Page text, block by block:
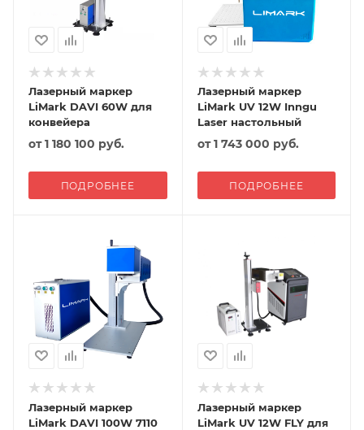
Лазерный маркер
LiMark DAVI 60W для
конвейера
от1 180 100 руб.
ПОДРОБНЕЕ
Лазерный маркер
LiMark UV 12W Inngu
Laser настольный
от1 743 000 руб.
ПОДРОБНЕЕ
Лазерный маркер
LiMark DAVI 100W 7110
Лазерный маркер
LiMark UV 12W FLY для